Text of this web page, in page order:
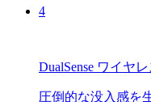
4
DualSense ワイヤ
圧倒的な没入感を